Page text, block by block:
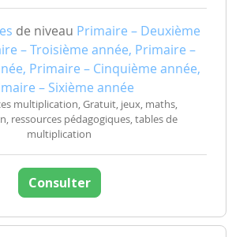
de niveau Primaire – Deuxième
– Troisième année, Primaire –
Primaire – Cinquième année,
– Sixième année
multiplication, Gratuit, jeux, maths,
ressources pédagogiques, tables de
multiplication
Consulter